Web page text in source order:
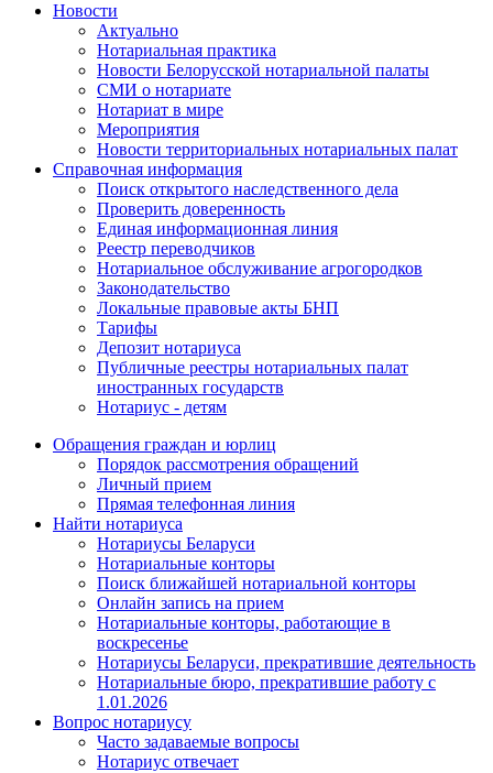
Новости
Актуально
Нотариальная практика
Новости Белорусской нотариальной палаты
СМИ о нотариате
Нотариат в мире
Мероприятия
Новости территориальных нотариальных палат
Справочная информация
Поиск открытого наследственного дела
Проверить доверенность
Единая информационная линия
Реестр переводчиков
Нотариальное обслуживание агрогородков
Законодательство
Локальные правовые акты БНП
Тарифы
Депозит нотариуса
Публичные реестры нотариальных палат
иностранных государств
Нотариус - детям
Обращения граждан и юрлиц
Порядок рассмотрения обращений
Личный прием
Прямая телефонная линия
Найти нотариуса
Нотариусы Беларуси
Нотариальные конторы
Поиск ближайшей нотариальной конторы
Онлайн запись на прием
Нотариальные конторы, работающие в
воскресенье
Нотариусы Беларуси, прекратившие деятельность
Нотариальные бюро, прекратившие работу с
1.01.2026
Вопрос нотариусу
Часто задаваемые вопросы
Нотариус отвечает